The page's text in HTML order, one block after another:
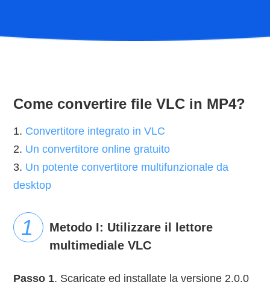
Come convertire file VLC in MP4?
1. Convertitore integrato in VLC
2. Un convertitore online gratuito
3. Un potente convertitore multifunzionale da
desktop
Metodo I: Utilizzare il lettore
multimediale VLC
Passo 1. Scaricate ed installate la versione 2.0.0